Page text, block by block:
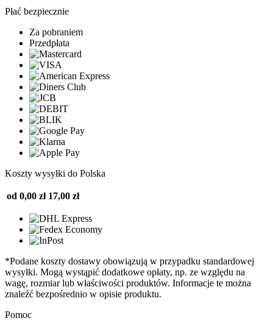
Płać bezpiecznie
Za pobraniem
Przedpłata
Koszty wysyłki do Polska
od 0,00 zł 17,00 zł
*Podane koszty dostawy obowiązują w przypadku standardowej
wysyłki. Mogą wystąpić dodatkowe opłaty, np. ze względu na
wagę, rozmiar lub właściwości produktów. Informacje te można
znaleźć bezpośrednio w opisie produktu.
Pomoc